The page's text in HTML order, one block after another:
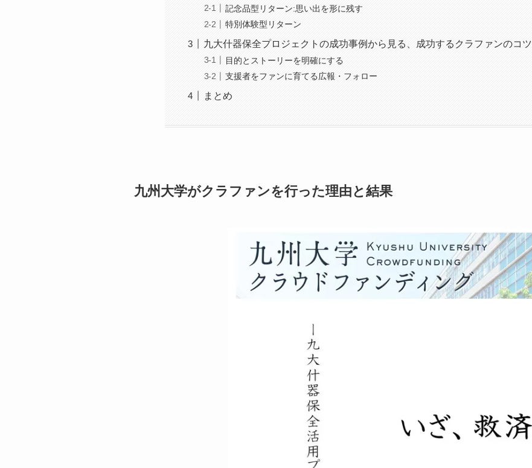
記念品型リターン:思い出を形に残す
特別体験型リターン
九大什器保全プロジェクトの成功事例から見る、成功するクラファンのコツ
目的とストーリーを明確にする
支援者をファンに育てる広報・フォロー
まとめ
九州大学がクラファンを行った理由と結果